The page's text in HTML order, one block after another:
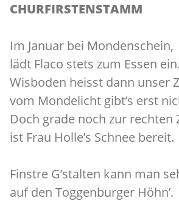
CHURFIRSTENSTAMM
Im Januar bei Mondenschein,
lädt Flaco stets zum Essen ein.
Wisboden heisst dann unser
vom Mondelicht gibt’s erst
Doch grade noch zur rechten
ist Frau Holle’s Schnee bereit.
Finstre G’stalten kann man
auf den Toggenburger Höhn’.